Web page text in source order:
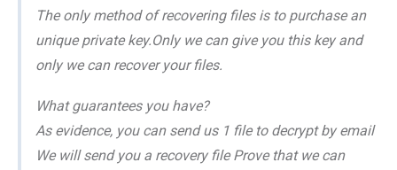
The only method of recovering files is to purchase an
unique private key.Only we can give you this key and
only we can recover your files.
What guarantees you have?
As evidence, you can send us 1 file to decrypt by email
We will send you a recovery file Prove that we can